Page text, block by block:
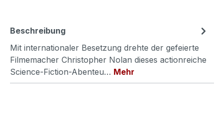
Beschreibung
Mit internationaler Besetzung drehte der gefeierte
Filmemacher Christopher Nolan dieses actionreiche
Science-Fiction-Abenteu… Mehr